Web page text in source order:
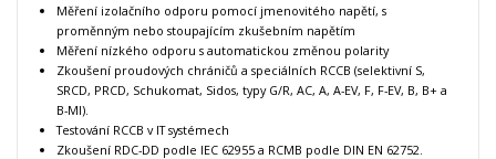
Měření izolačního odporu pomocí jmenovitého napětí, s
proměnným nebo stoupajícím zkušebním napětím
Měření nízkého odporu s automatickou změnou polarity
Zkoušení proudových chráničů a speciálních RCCB (selektivní S,
SRCD, PRCD, Schukomat, Sidos, typy G/R, AC, A, A-EV, F, F-EV, B, B+ a
B-MI).
Testování RCCB v IT systémech
Zkoušení RDC-DD podle IEC 62955 a RCMB podle DIN EN 62752.